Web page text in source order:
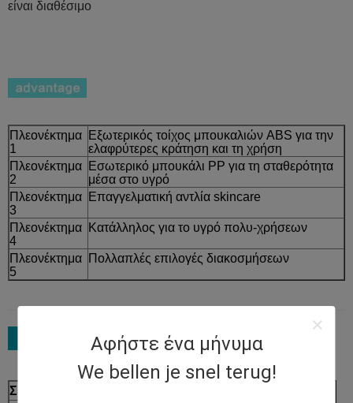
Αφήστε ένα μήνυμα
We bellen je snel terug!
είναι διαθέσιμο
Πλεονέκτημα
1
Εξωτερικός τοίχος μπουκαλιών ABS για την
ελαφρύτερες κράτηση και τη χρήση
Πλεονέκτημα
2
Εσωτερικό μπουκάλι PP για τη σταθερότητα
μέσα στο υγρό
Πλεονέκτημα
3
Επαγγελματική αντλία skincare
Πλεονέκτημα
4
Κατάλληλος για το υγρό πολυ-χρήσεων
Πλεονέκτημα
5
Πολλαπλές επιλογές διακοσμήσεων
Σειρά προϊόντων